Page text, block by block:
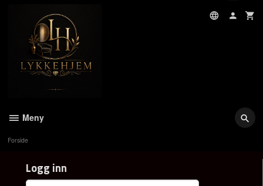
Meny
Forside
Logg inn